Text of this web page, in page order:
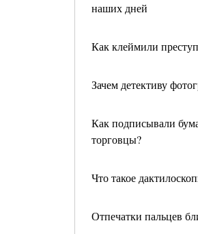
наших дней
Как клеймили
Зачем детективу
Как подписывали
торговцы?
Что такое
Отпечатки пальцев